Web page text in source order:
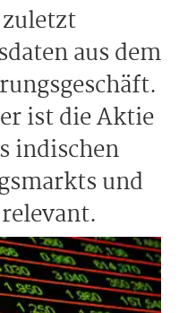
aus dem
ist die Aktie
indischen
und